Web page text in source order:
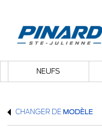
NEUFS
CHANGER DE MODÈLE